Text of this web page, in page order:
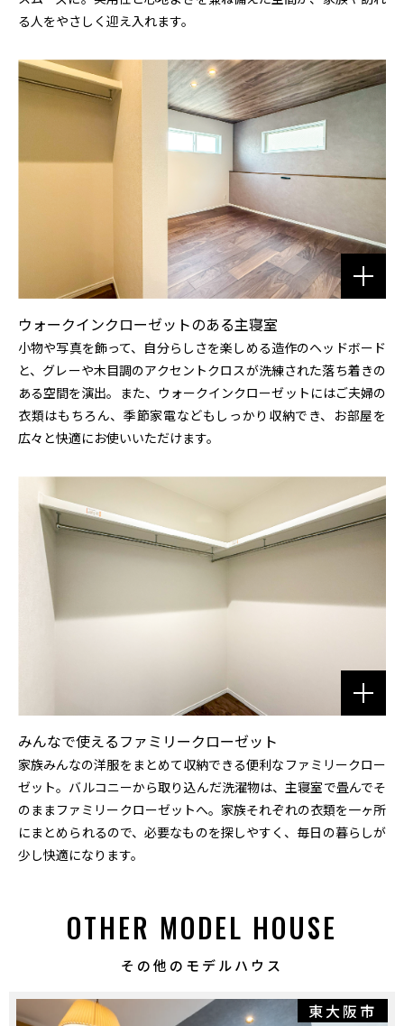
る人をやさしく迎え入れます。
ウォークインクローゼットのある主寝室
小物や写真を飾って、自分らしさを楽しめる造作のヘッドボード
と、グレーや木目調のアクセントクロスが洗練された落ち着きの
ある空間を演出。また、ウォークインクローゼットにはご夫婦の
衣類はもちろん、季節家電などもしっかり収納でき、お部屋を
広々と快適にお使いいただけます。
みんなで使えるファミリークローゼット
家族みんなの洋服をまとめて収納できる便利なファミリークロー
ゼット。バルコニーから取り込んだ洗濯物は、主寝室で畳んでそ
のままファミリークローゼットへ。家族それぞれの衣類を一ヶ所
にまとめられるので、必要なものを探しやすく、毎日の暮らしが
少し快適になります。
OTHER MODEL HOUSE
その他のモデルハウス
東大阪市